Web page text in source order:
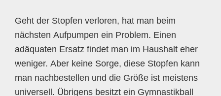
Geht der Stopfen verloren, hat man beim
nächsten Aufpumpen ein Problem. Einen
adäquaten Ersatz findet man im Haushalt eher
weniger. Aber keine Sorge, diese Stopfen kann
man nachbestellen und die Größe ist meistens
universell. Übrigens besitzt ein Gymnastikball